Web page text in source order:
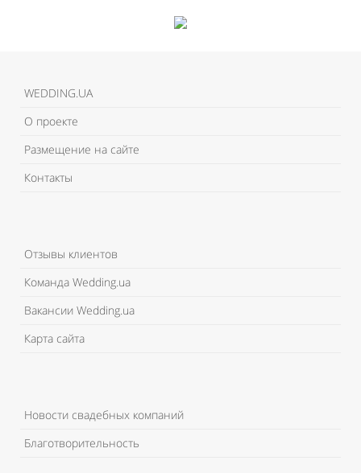
WEDDING.UA
О проекте
Размещение на сайте
Контакты
Отзывы клиентов
Команда Wedding.ua
Вакансии Wedding.ua
Карта сайта
Новости свадебных компаний
Благотворительность